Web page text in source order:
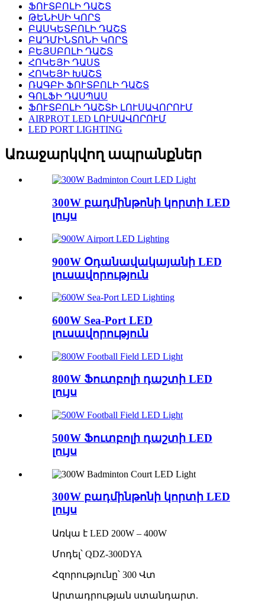
ՖՈՒՏԲՈԼԻ ԴԱՇՏ
ԹԵՆԻՍԻ ԿՈՐՏ
ԲԱՍԿԵՏԲՈԼԻ ԴԱՇՏ
ԲԱԴՄԻՆՏՈՆԻ ԿՈՐՏ
ԲԵՅՍԲՈԼԻ ԴԱՇՏ
ՀՈԿԵՅԻ ԴԱՍՏ
ՀՈԿԵՅԻ ԽԱՇՏ
ՌԱԳԲԻ ՖՈՒՏԲՈԼԻ ԴԱՇՏ
ԳՈԼՖԻ ԴԱՍՊԱՍ
ՖՈՒՏԲՈԼԻ ԴԱՇՏԻ ԼՈՒՍԱՎՈՐՈՒՄ
AIRPROT LED ԼՈՒՍԱՎՈՐՈՒՄ
LED PORT LIGHTING
Առաջարկվող ապրանքներ
300W բադմինթոնի կորտի LED
լույս
900W Օդանավակայանի LED
լուսավորություն
600W Sea-Port LED
լուսավորություն
800W Ֆուտբոլի դաշտի LED
լույս
500W Ֆուտբոլի դաշտի LED
լույս
300W բադմինթոնի կորտի LED
լույս
Առկա է LED 200W – 400W
Մոդել՝ QDZ-300DYA
Հզորությունը՝ 300 Վտ
Արտադրության ստանդարտ.